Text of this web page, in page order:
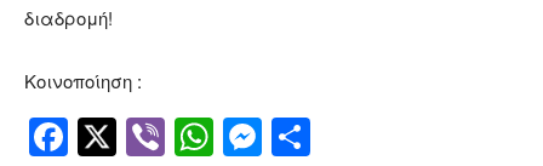
διαδρομή!
Κοινοποίηση :
Facebook
Twitter
ViberWhatsApp
Messenger